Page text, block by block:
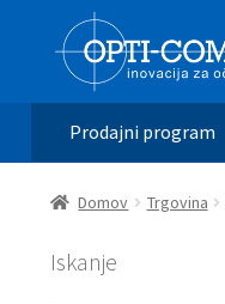
Skip
to
navigation
Skip
to
content
Prodajni program
Domov Trgovina
Iskanje